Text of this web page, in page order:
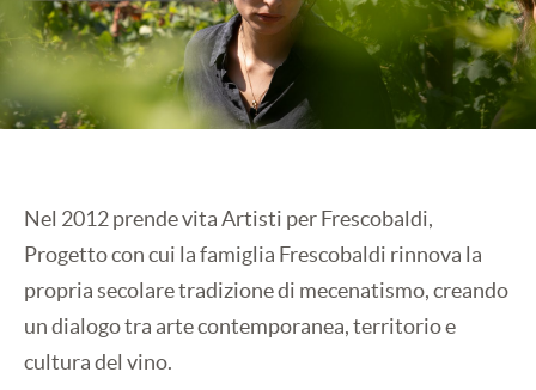
Nel 2012 prende vita Artisti per Frescobaldi,
Progetto con cui la famiglia Frescobaldi rinnova la
propria secolare tradizione di mecenatismo, creando
un dialogo tra arte contemporanea, territorio e
cultura del vino.